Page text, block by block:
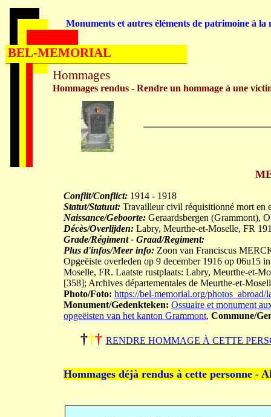
Conflit/Conflict: 1914 - 1918
Statut/Statuut: Travailleur civil réquisitionné mort en
Naissance/Geboorte: Geraardsbergen (Grammont),
Décès/Overlijden: Labry, Meurthe-et-Moselle, FR
Grade/Régiment - Graad/Regiment:
Plus d'infos/Meer info: Zoon van Franciscus
Opgeëiste overleden op 9 december 1916 op 06u15
Moselle, FR. Laatste rustplaats: Labry, Meurthe-et-
[358]; Archives départementales de Meurthe-et-
Photo/Foto: https://bel-memorial.org/
Monument/Gedenkteken: Ossuaire et monument
opgeëisten van het kanton Grammont, Commune/
††† RENDRE HOMMAGE À CETTE
Hommages déjà rendus à cette personne -
Hommages
Hommages rendus - Rendre un hommage à une
Monuments et autres éléments de patrimoine à la
BEL-MEMORIAL